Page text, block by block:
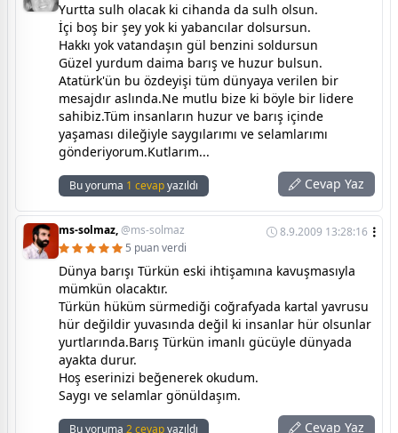
Yurtta sulh olacak ki cihanda da sulh olsun.
İçi boş bir şey yok ki yabancılar dolsursun.
Hakkı yok vatandaşın gül benzini soldursun
Güzel yurdum daima barış ve huzur bulsun.
Atatürk'ün bu özdeyişi tüm dünyaya verilen bir
mesajdır aslında.Ne mutlu bize ki böyle bir lidere
sahibiz.Tüm insanların huzur ve barış içinde
yaşaması dileğiyle saygılarımı ve selamlarımı
gönderiyorum.Kutlarım...
Bu yoruma 1 cevapyazıldı Cevap Yaz
ms-solmaz,@ms-solmaz
8.9.2009 13:28:16
5 puan verdi
Dünya barışı Türkün eski ihtişamına kavuşmasıyla
mümkün olacaktır.
Türkün hüküm sürmediği coğrafyada kartal yavrusu
hür değildir yuvasında değil ki insanlar hür olsunlar
yurtlarında.Barış Türkün imanlı gücüyle dünyada
ayakta durur.
Hoş eserinizi beğenerek okudum.
Saygı ve selamlar gönüldaşım.
Bu yoruma 2 cevapyazıldı Cevap Yaz